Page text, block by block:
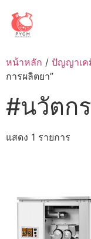
content
หน้าหลัก / ปัญญาเ
การผลิตยา”
#นวัตก
แสดง 1 รายการ